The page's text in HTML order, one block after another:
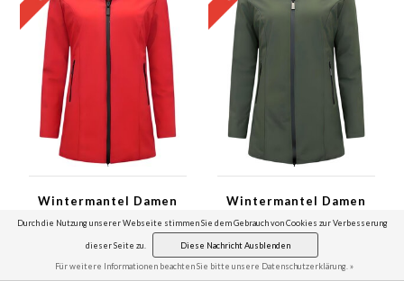
Wintermantel Damen
Rot
164,99 € 82,49 €
Wintermantel Damen
Grün
164,99 € 82,49 €
Durch die Nutzung unserer Webseite stimmen Sie dem Gebrauch von Cookies zur Verbesserung
dieser Seite zu. Diese Nachricht Ausblenden
Für weitere Informationen beachten Sie bitte unsere Datenschutzerklärung. »